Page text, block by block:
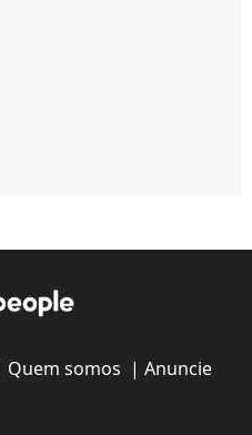
Quem somos | Anuncie